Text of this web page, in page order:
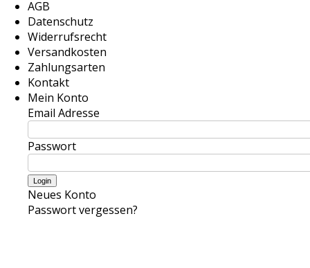
AGB
Datenschutz
Widerrufsrecht
Versandkosten
Zahlungsarten
Kontakt
Mein Konto
Email Adresse
Passwort
Neues Konto
Passwort vergessen?